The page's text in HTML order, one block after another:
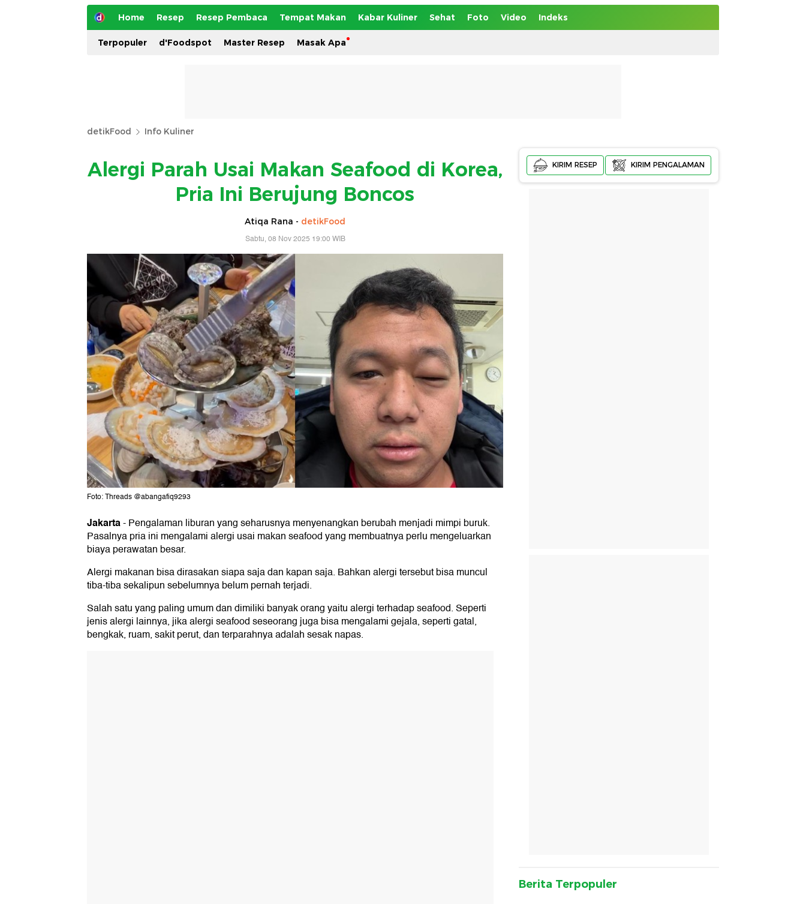
Home Resep Resep Pembaca Tempat Makan Kabar Kuliner Sehat Foto Video Indeks
Terpopuler d'Foodspot Master Resep Masak Apa
detikFood Info Kuliner
Alergi Parah Usai Makan Seafood di Korea,
Pria Ini Berujung Boncos
Atiqa Rana - detikFood
Sabtu, 08 Nov 2025 19:00 WIB
Foto: Threads @abangafiq9293
Jakarta-Pengalaman liburan yang seharusnya menyenangkan berubah menjadi mimpi buruk.
Pasalnya pria ini mengalami alergi usai makan seafood yang membuatnya perlu mengeluarkan
biaya perawatan besar.
Alergi makanan bisa dirasakan siapa saja dan kapan saja. Bahkan alergi tersebut bisa muncul
tiba-tiba sekalipun sebelumnya belum pernah terjadi.
Salah satu yang paling umum dan dimiliki banyak orang yaitu alergi terhadap seafood. Seperti
jenis alergi lainnya, jika alergi seafood seseorang juga bisa mengalami gejala, seperti gatal,
bengkak, ruam, sakit perut, dan terparahnya adalah sesak napas.
KIRIM RESEP KIRIM PENGALAMAN
Berita Terpopuler